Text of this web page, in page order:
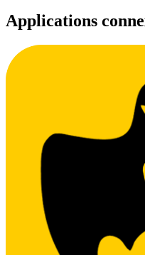
Applications